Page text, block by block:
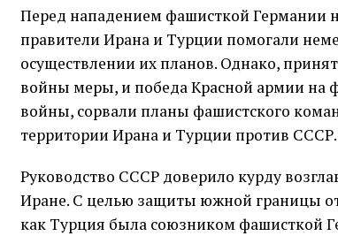
Перед нападением фашисткой Германии
правители Ирана и Турции помогали
осуществлении их планов. Однако,
войны меры, и победа Красной армии на
войны, сорвали планы фашистского
территории Ирана и Турции против СССР.
Руководство СССР доверило курду
Иране. С целью защиты южной границы
как Турция была союзником фашисткой